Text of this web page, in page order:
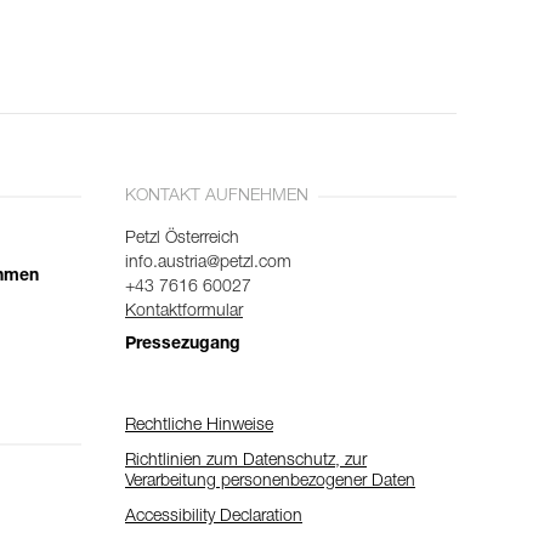
KONTAKT AUFNEHMEN
Petzl Österreich
info.austria@petzl.com
+43 7616 60027
Kontaktformular
Pressezugang
Rechtliche Hinweise
Richtlinien zum Datenschutz, zur
Verarbeitung personenbezogener Daten
Accessibility Declaration